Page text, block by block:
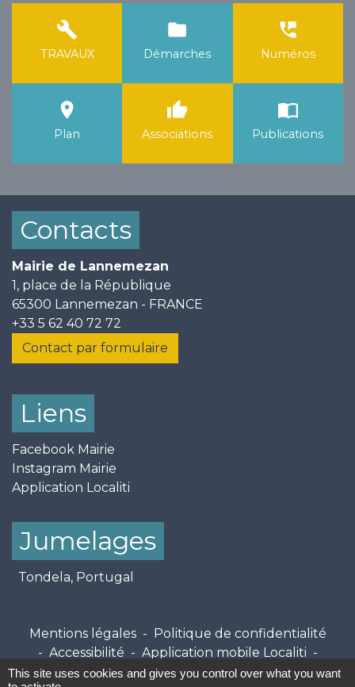
build
TRAVAUX
folder
Démarches
perm_phone_msg
Numéros
room
Plan
thumb_up
Associations
import_contacts
Publications
Contacts
Mairie de Lannemezan
1, place de la République
65300 Lannemezan - FRANCE
+33 5 62 40 72 72
Contact par formulaire
Liens
Facebook Mairie
Instagram Mairie
Application Localiti
Jumelages
Tondela, Portugal
Mentions légales - Politique de confidentialité
- Accessibilité - Application mobile Localiti -
Plan du site - Gestion des cookies
This site uses cookies and gives you control over what you want